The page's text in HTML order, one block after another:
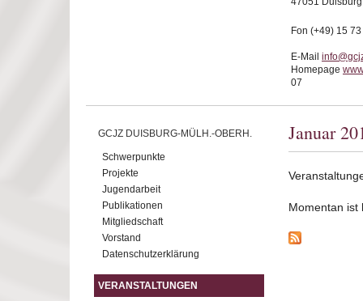
Fon (+49) 15
E-Mail
Homepage
07
GCJZ DUISBURG-MÜLH.-OBERH.
Schwerpunkte
Projekte
Jugendarbeit
Publikationen
Mitgliedschaft
Vorstand
Datenschutzerklärung
VERANSTALTUNGEN
Januar
Momentan ist